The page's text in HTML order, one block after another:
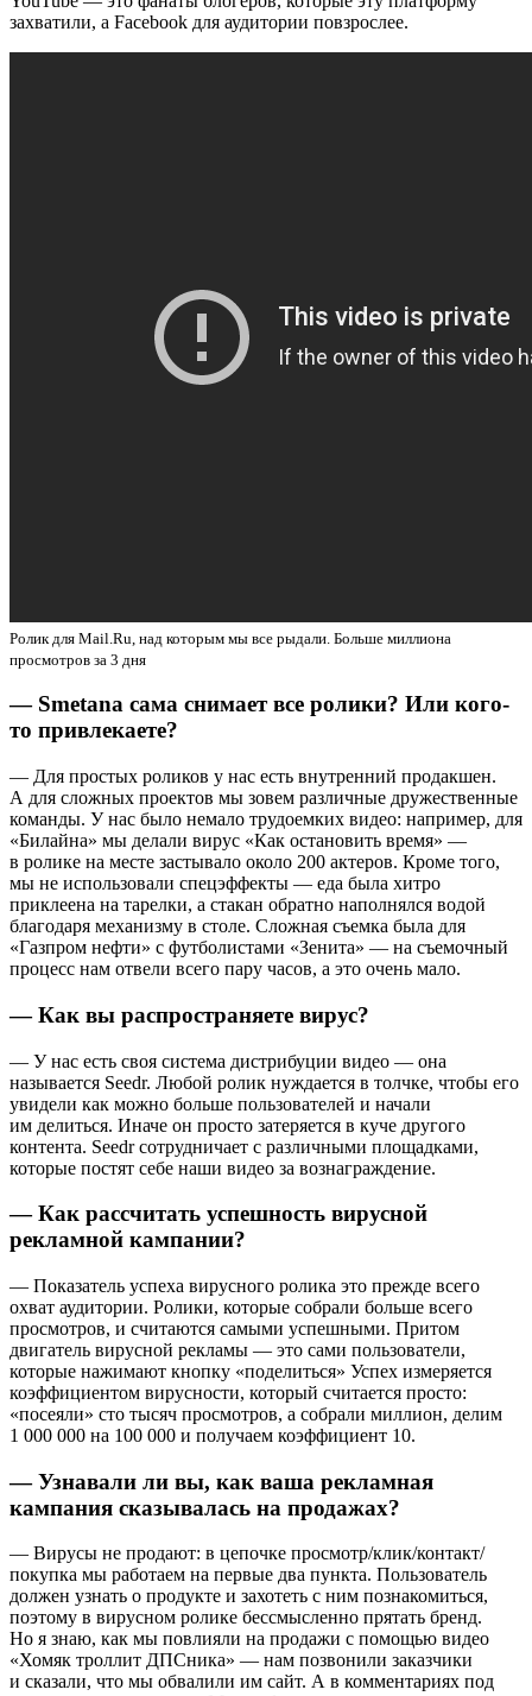
захватили, а Facebook для аудитории повзрослее.
Ролик для Mail.Ru, над которым мы все рыдали. Больше миллиона
просмотров за 3 дня
— Smetana сама снимает все ролики? Или кого-
то привлекаете?
— Для простых роликов у нас есть внутренний продакшен.
А для сложных проектов мы зовем различные дружественные
команды. У нас было немало трудоемких видео: например, для
«Билайна» мы делали вирус «Как остановить время» —
в ролике на месте застывало около 200 актеров. Кроме того,
мы не использовали спецэффекты — еда была хитро
приклеена на тарелки, а стакан обратно наполнялся водой
благодаря механизму в столе. Сложная съемка была для
«Газпром нефти» с футболистами «Зенита» — на съемочный
процесс нам отвели всего пару часов, а это очень мало.
— Как вы распространяете вирус?
— У нас есть своя система дистрибуции видео — она
называется Seedr. Любой ролик нуждается в толчке, чтобы его
увидели как можно больше пользователей и начали
им делиться. Иначе он просто затеряется в куче другого
контента. Seedr сотрудничает с различными площадками,
которые постят себе наши видео за вознаграждение.
— Как рассчитать успешность вирусной
рекламной кампании?
— Показатель успеха вирусного ролика это прежде всего
охват аудитории. Ролики, которые собрали больше всего
просмотров, и считаются самыми успешными. Притом
двигатель вирусной рекламы — это сами пользователи,
которые нажимают кнопку «поделиться» Успех измеряется
коэффициентом вирусности, который считается просто:
«посеяли» сто тысяч просмотров, а собрали миллион, делим
1 000 000 на 100 000 и получаем коэффициент 10.
— Узнавали ли вы, как ваша рекламная
кампания сказывалась на продажах?
— Вирусы не продают: в цепочке просмотр/клик/контакт/
покупка мы работаем на первые два пункта. Пользователь
должен узнать о продукте и захотеть с ним познакомиться,
поэтому в вирусном ролике бессмысленно прятать бренд.
Но я знаю, как мы повлияли на продажи с помощью видео
«Хомяк троллит ДПСника» — нам позвонили заказчики
и сказали, что мы обвалили им сайт. А в комментариях под